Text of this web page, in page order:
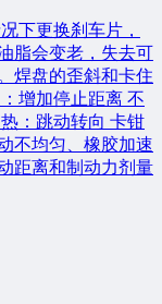
下更换刹车片，
脂会变老，失去可
焊盘的歪斜和卡住
增加停止距离 不
：跳动转向 卡钳
不均匀、橡胶加速
距离和制动力剂量